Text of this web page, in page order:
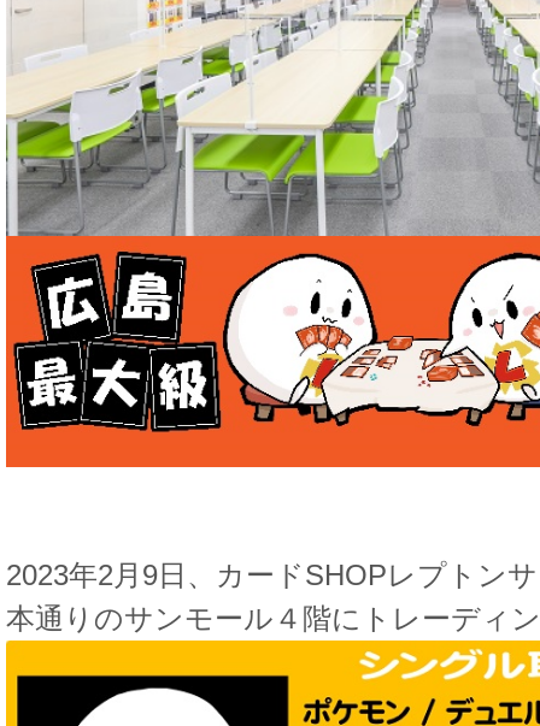
2023年2月9日、カードSHOPレプトン
本通りのサンモール４階にトレーディ